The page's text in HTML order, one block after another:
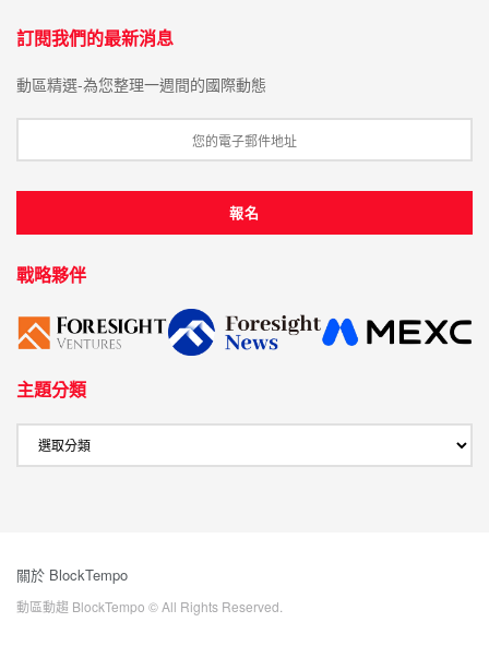
訂閱我們的最新消息
動區精選-為您整理一週間的國際動態
戰略夥伴
主題分類
關於 BlockTempo
動區動趨 BlockTempo © All Rights Reserved.